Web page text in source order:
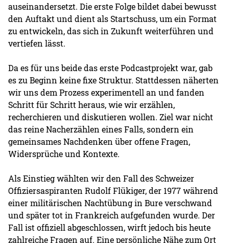
auseinandersetzt. Die erste Folge bildet dabei bewusst
den Auftakt und dient als Startschuss, um ein Format
zu entwickeln, das sich in Zukunft weiterführen und
vertiefen lässt.
Da es für uns beide das erste Podcastprojekt war, gab
es zu Beginn keine fixe Struktur. Stattdessen näherten
wir uns dem Prozess experimentell an und fanden
Schritt für Schritt heraus, wie wir erzählen,
recherchieren und diskutieren wollen. Ziel war nicht
das reine Nacherzählen eines Falls, sondern ein
gemeinsames Nachdenken über offene Fragen,
Widersprüche und Kontexte.
Als Einstieg wählten wir den Fall des Schweizer
Offiziersaspiranten Rudolf Flükiger, der 1977 während
einer militärischen Nachtübung in Bure verschwand
und später tot in Frankreich aufgefunden wurde. Der
Fall ist offiziell abgeschlossen, wirft jedoch bis heute
zahlreiche Fragen auf. Eine persönliche Nähe zum Ort